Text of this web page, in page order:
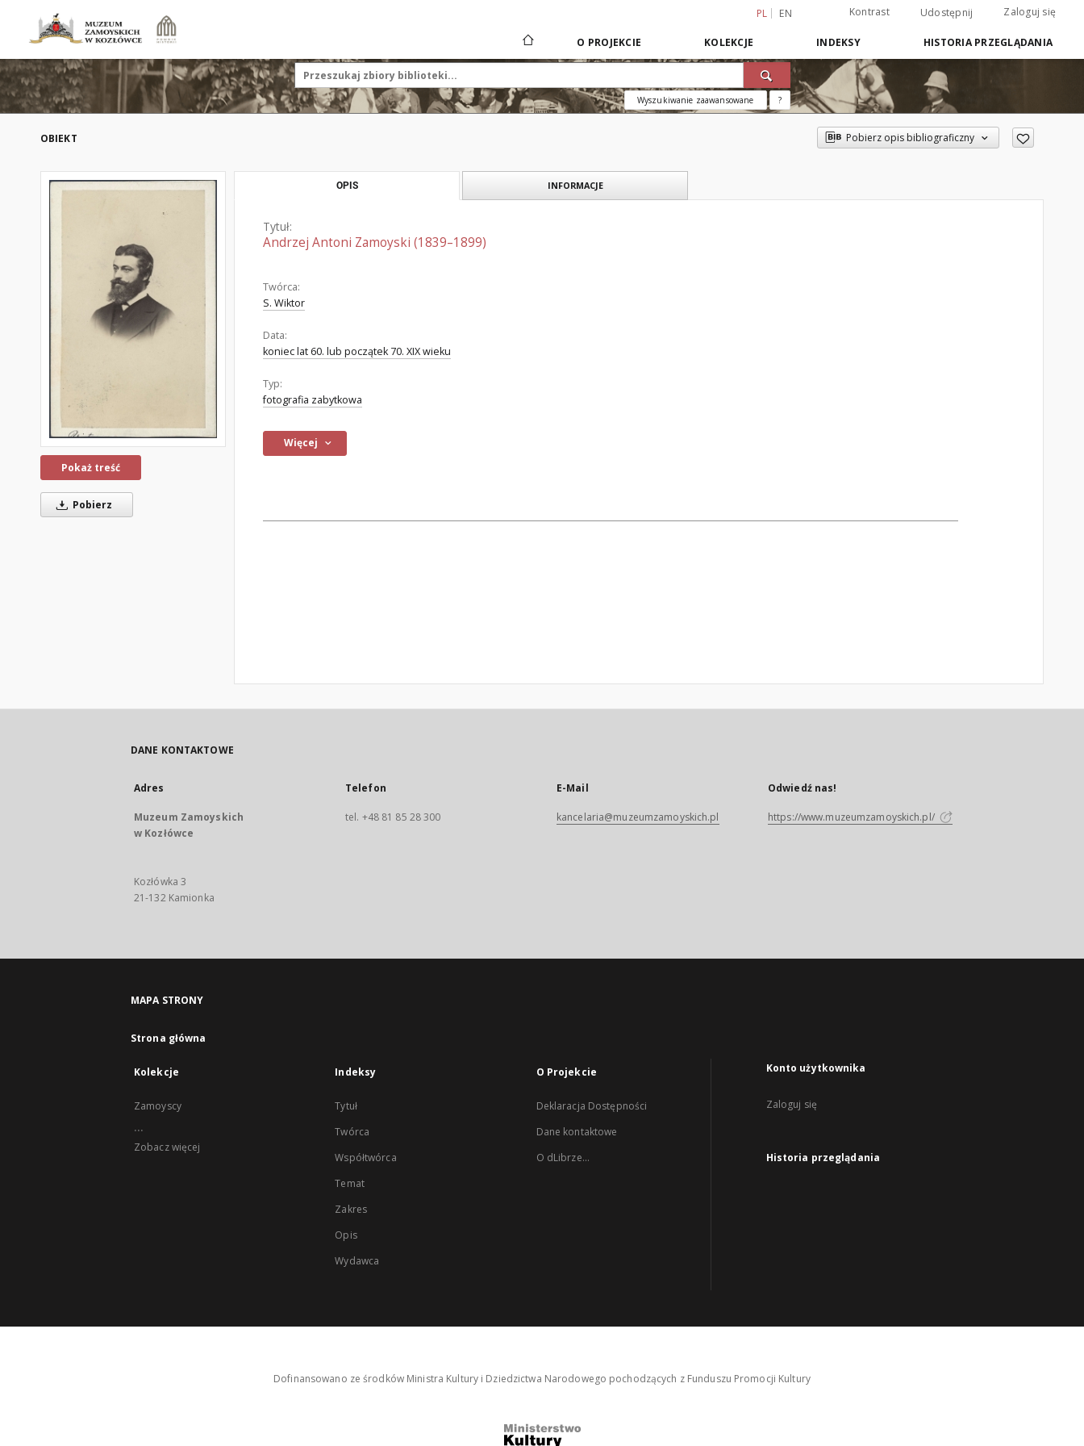
PL EN Kontrast Udostępnij Zaloguj się
O PROJEKCIE KOLEKCJE INDEKSY HISTORIA PRZEGLĄDANIA
Wyszukiwanie zaawansowane ?
OBIEKT Pobierz opis bibliograficzny
Pokaż treść
Pobierz
OPIS INFORMACJE
Tytuł:
Andrzej Antoni Zamoyski (1839–1899)
Twórca:
S. Wiktor
Data:
koniec lat 60. lub początek 70. XIX wieku
Typ:
fotografia zabytkowa
Więcej
DANE KONTAKTOWE
Adres
Muzeum Zamoyskich
w Kozłówce
Kozłówka 3
21-132 Kamionka
Telefon
tel. +48 81 85 28 300
E-Mail
kancelaria@muzeumzamoyskich.pl
Odwiedź nas!
https://www.muzeumzamoyskich.pl/
MAPA STRONY
Strona główna
Kolekcje
Zamoyscy
...
Zobacz więcej
Indeksy
Tytuł
Twórca
Współtwórca
Temat
Zakres
Opis
Wydawca
O Projekcie
Deklaracja Dostępności
Dane kontaktowe
O dLibrze...
Konto użytkownika
Zaloguj się
Historia przeglądania
Dofinansowano ze środków Ministra Kultury i Dziedzictwa Narodowego pochodzących z Funduszu Promocji Kultury